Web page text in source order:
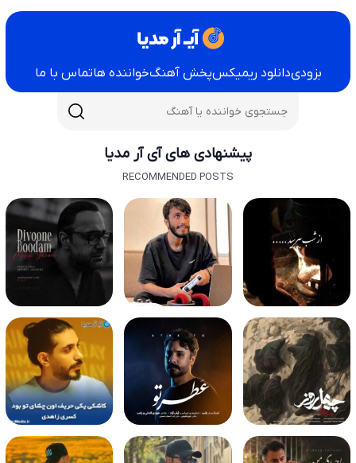
بزودیدانلود ریمیکسپخش آهنگخواننده هاتماس با ما
پیشنهادی های آی آر مدیا
RECOMMENDED POSTS